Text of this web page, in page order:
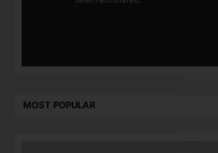
MOST POPULAR